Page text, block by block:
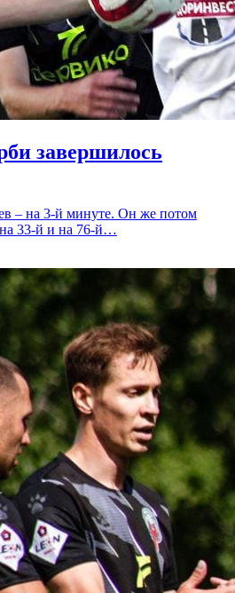
завершилось
– на 3-й минуте. Он же потом
33-й и на 76-й…